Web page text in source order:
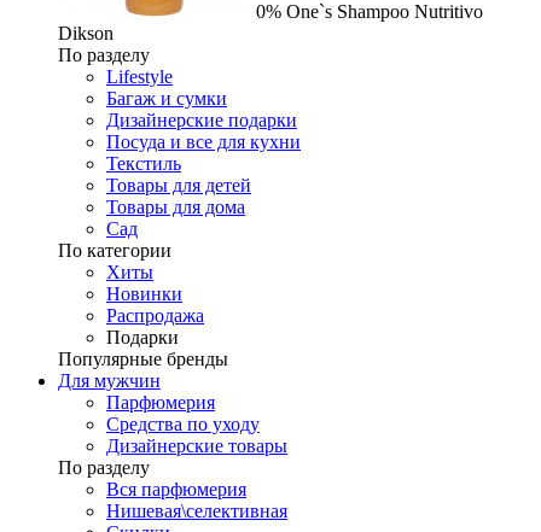
0% One`s Shampoo Nutritivo
Dikson
По разделу
Lifestyle
Багаж и сумки
Дизайнерские подарки
Посуда и все для кухни
Текстиль
Товары для детей
Товары для дома
Сад
По категории
Хиты
Новинки
Распродажа
Подарки
Популярные бренды
Для мужчин
Парфюмерия
Средства по уходу
Дизайнерские товары
По разделу
Вся парфюмерия
Нишевая\селективная